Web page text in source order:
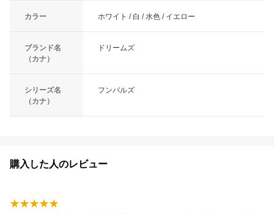
カラー ホワイト / 白 / 水色 / イエロー
ブランド名
（カナ）
ドリームズ
シリーズ名
（カナ）
フンバルズ
購入した人のレビュー